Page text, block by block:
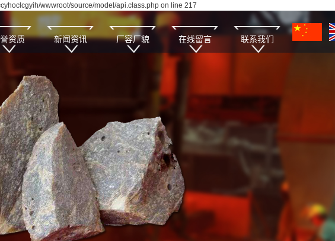
wwwroot/source/model/api.class.php on line 217
资质 新闻资讯 厂容厂貌 在线留言 联系我们